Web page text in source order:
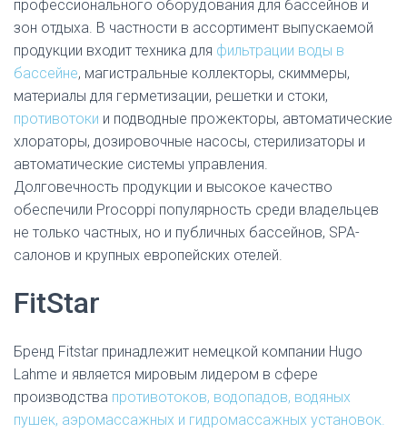
профессионального оборудования для бассейнов и
зон отдыха. В частности в ассортимент выпускаемой
продукции входит техника для фильтрации воды в
бассейне, магистральные коллекторы, скиммеры,
материалы для герметизации, решетки и стоки,
противотоки и подводные прожекторы, автоматические
хлораторы, дозировочные насосы, стерилизаторы и
автоматические системы управления.
Долговечность продукции и высокое качество
обеспечили Procoppi популярность среди владельцев
не только частных, но и публичных бассейнов, SPA-
салонов и крупных европейских отелей.
FitStar
Бренд Fitstar принадлежит немецкой компании Hugo
Lahme и является мировым лидером в сфере
производства противотоков, водопадов, водяных
пушек, аэромассажных и гидромассажных установок.